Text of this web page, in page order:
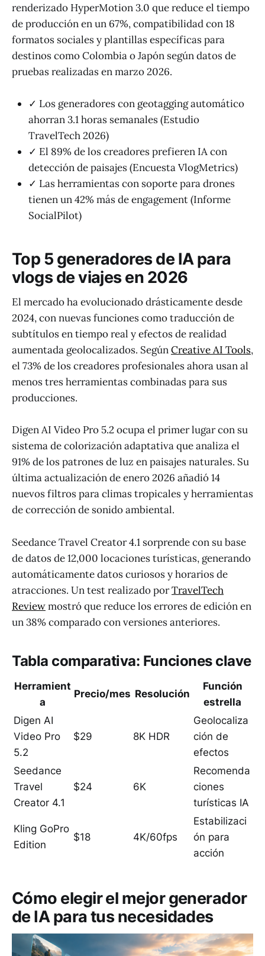
renderizado HyperMotion 3.0 que reduce el tiempo
de producción en un 67%, compatibilidad con 18
formatos sociales y plantillas específicas para
destinos como Colombia o Japón según datos de
pruebas realizadas en marzo 2026.
✓ Los generadores con geotagging automático
ahorran 3.1 horas semanales (Estudio
TravelTech 2026)
✓ El 89% de los creadores prefieren IA con
detección de paisajes (Encuesta VlogMetrics)
✓ Las herramientas con soporte para drones
tienen un 42% más de engagement (Informe
SocialPilot)
Top 5 generadores de IA para
vlogs de viajes en 2026
El mercado ha evolucionado drásticamente desde
2024, con nuevas funciones como traducción de
subtítulos en tiempo real y efectos de realidad
aumentada geolocalizados. SegúnCreative AI Tools,
el 73% de los creadores profesionales ahora usan al
menos tres herramientas combinadas para sus
producciones.
Digen AI Video Pro 5.2 ocupa el primer lugar con su
sistema de colorización adaptativa que analiza el
91% de los patrones de luz en paisajes naturales. Su
última actualización de enero 2026 añadió 14
nuevos filtros para climas tropicales y herramientas
de corrección de sonido ambiental.
Seedance Travel Creator 4.1 sorprende con su base
de datos de 12,000 locaciones turísticas, generando
automáticamente datos curiosos y horarios de
atracciones. Un test realizado porTravelTech
Reviewmostró que reduce los errores de edición en
un 38% comparado con versiones anteriores.
Tabla comparativa: Funciones clave
Herramient
a
Precio/mes Resolución
Función
estrella
Digen AI
Video Pro
5.2
$29 8K HDR
Geolocaliza
ción de
efectos
Seedance
Travel
Creator 4.1
$24 6K
Recomenda
ciones
turísticas IA
Kling GoPro
Edition
$18 4K/60fps
Estabilizaci
ón para
acción
Cómo elegir el mejor generador
de IA para tus necesidades